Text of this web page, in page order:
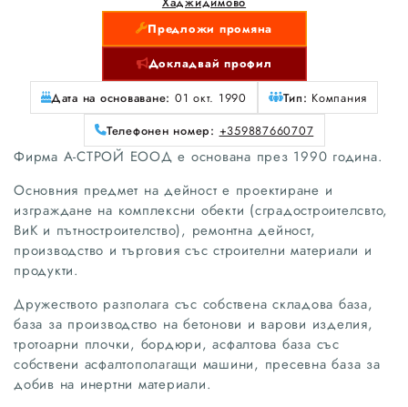
Предложи промяна
Докладвай профил
Дата на основаване: 01 окт. 1990 Тип: Компания
Телефонен номер: +359887660707
Фирма А-СТРОЙ ЕООД е основана през 1990 година.
Основния предмет на дейност е проектиране и
изграждане на комплексни обекти (сградостроителсвто,
ВиК и пътностроителство), ремонтна дейност,
производство и търговия със строителни материали и
продукти.
Дружеството разполага със собствена складова база,
база за производство на бетонови и варови изделия,
тротоарни плочки, бордюри, асфалтова база със
собствени асфалтополагащи машини, пресевна база за
добив на инертни материали.